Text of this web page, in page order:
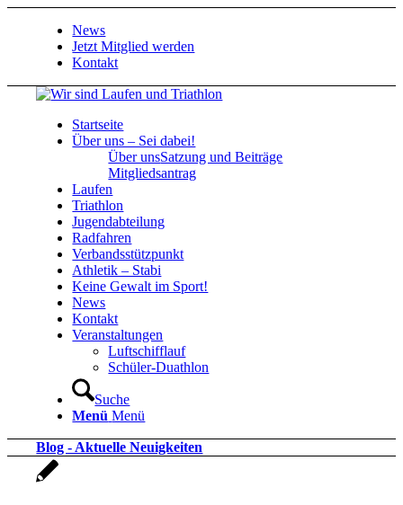
News
Jetzt Mitglied werden
Kontakt
Startseite
Über uns – Sei dabei!
Über unsSatzung und Beiträge
Mitgliedsantrag
Laufen
Triathlon
Jugendabteilung
Radfahren
Verbandsstützpunkt
Athletik – Stabi
Keine Gewalt im Sport!
News
Kontakt
Veranstaltungen
Luftschifflauf
Schüler-Duathlon
Suche
Menü Menü
Blog - Aktuelle Neuigkeiten